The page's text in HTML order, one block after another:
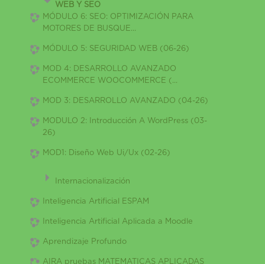
WEB Y SEO
MÓDULO 6: SEO: OPTIMIZACIÓN PARA
MOTORES DE BUSQUE...
MÓDULO 5: SEGURIDAD WEB (06-26)
MOD 4: DESARROLLO AVANZADO
ECOMMERCE WOOCOMMERCE (...
MOD 3: DESARROLLO AVANZADO (04-26)
MODULO 2: Introducción A WordPress (03-
26)
MOD1: Diseño Web Ui/Ux (02-26)
Internacionalización
Inteligencia Artificial ESPAM
Inteligencia Artificial Aplicada a Moodle
Aprendizaje Profundo
AIRA pruebas MATEMATICAS APLICADAS